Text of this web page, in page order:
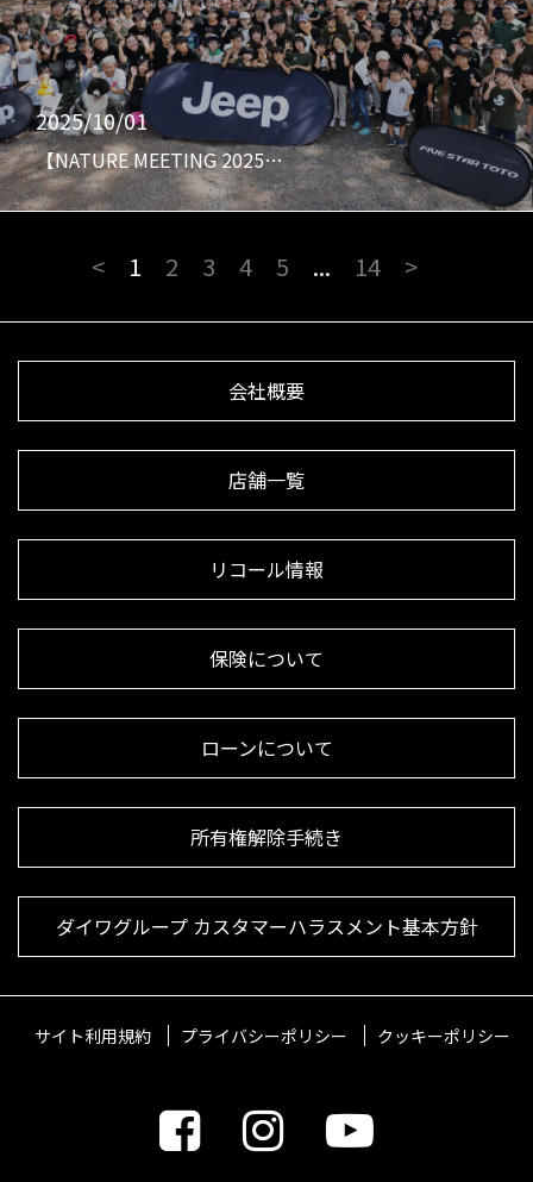
2025/10/01
【NATURE MEETING 2025…
< 1 2 3 4 5 ... 14 >
会社概要
店舗一覧
リコール情報
保険について
ローンについて
所有権解除手続き
ダイワグループ カスタマーハラスメント基本方針
サイト利用規約 プライバシーポリシー クッキーポリシー